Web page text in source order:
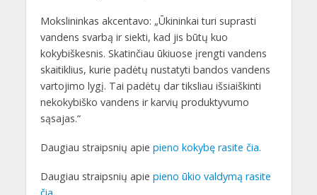
Mokslininkas akcentavo: „Ūkininkai turi suprasti
vandens svarbą ir siekti, kad jis būtų kuo
kokybiškesnis. Skatinčiau ūkiuose įrengti vandens
skaitiklius, kurie padėtų nustatyti bandos vandens
vartojimo lygį. Tai padėtų dar tiksliau išsiaiškinti
nekokybiško vandens ir karvių produktyvumo
sąsajas.“
Daugiau straipsnių apie pieno kokybę rasite čia.
Daugiau straipsnių apie pieno ūkio valdymą rasite